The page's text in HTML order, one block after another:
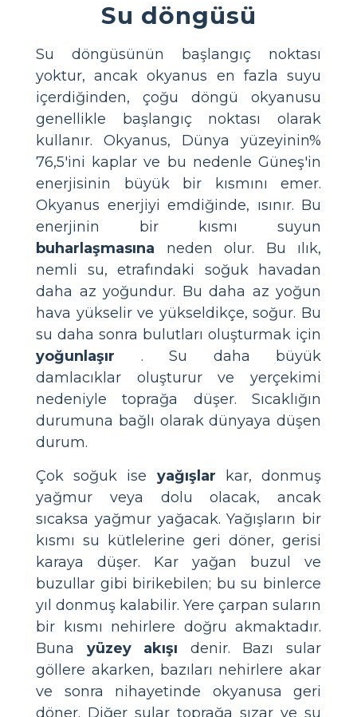
Su döngüsü
Su döngüsünün başlangıç noktası
yoktur, ancak okyanus en fazla suyu
içerdiğinden, çoğu döngü okyanusu
genellikle başlangıç noktası olarak
kullanır. Okyanus, Dünya yüzeyinin%
76,5'ini kaplar ve bu nedenle Güneş'in
enerjisinin büyük bir kısmını emer.
Okyanus enerjiyi emdiğinde, ısınır. Bu
enerjinin bir kısmı suyun
buharlaşmasına neden olur. Bu ılık,
nemli su, etrafındaki soğuk havadan
daha az yoğundur. Bu daha az yoğun
hava yükselir ve yükseldikçe, soğur. Bu
su daha sonra bulutları oluşturmak için
yoğunlaşır . Su daha büyük
damlacıklar oluşturur ve yerçekimi
nedeniyle toprağa düşer. Sıcaklığın
durumuna bağlı olarak dünyaya düşen
durum.
Çok soğuk ise yağışlar kar, donmuş
yağmur veya dolu olacak, ancak
sıcaksa yağmur yağacak. Yağışların bir
kısmı su kütlelerine geri döner, gerisi
karaya düşer. Kar yağan buzul ve
buzullar gibi birikebilen; bu su binlerce
yıl donmuş kalabilir. Yere çarpan suların
bir kısmı nehirlere doğru akmaktadır.
Buna yüzey akışı denir. Bazı sular
göllere akarken, bazıları nehirlere akar
ve sonra nihayetinde okyanusa geri
döner. Diğer sular toprağa sızar ve su